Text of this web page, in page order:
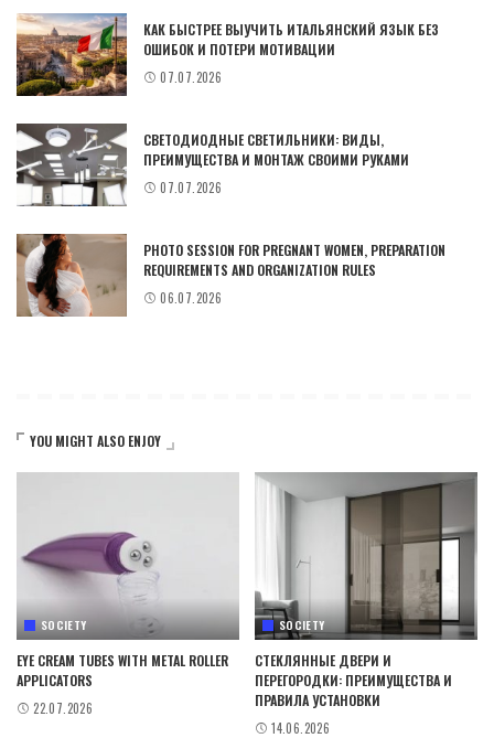
КАК БЫСТРЕЕ ВЫУЧИТЬ ИТАЛЬЯНСКИЙ ЯЗЫК БЕЗ
ОШИБОК И ПОТЕРИ МОТИВАЦИИ
07.07.2026
СВЕТОДИОДНЫЕ СВЕТИЛЬНИКИ: ВИДЫ,
ПРЕИМУЩЕСТВА И МОНТАЖ СВОИМИ РУКАМИ
07.07.2026
PHOTO SESSION FOR PREGNANT WOMEN, PREPARATION
REQUIREMENTS AND ORGANIZATION RULES
06.07.2026
YOU MIGHT ALSO ENJOY
SOCIETY
EYE CREAM TUBES WITH METAL ROLLER
APPLICATORS
22.07.2026
SOCIETY
СТЕКЛЯННЫЕ ДВЕРИ И
ПЕРЕГОРОДКИ: ПРЕИМУЩЕСТВА И
ПРАВИЛА УСТАНОВКИ
14.06.2026